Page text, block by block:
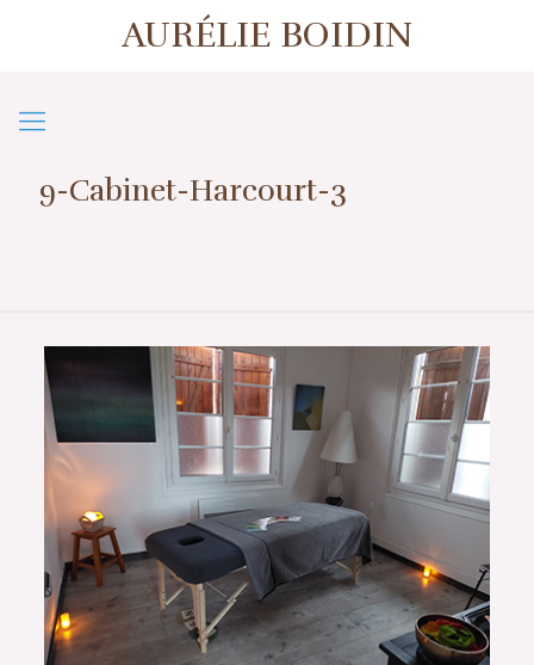
AURÉLIE BOIDIN
9-Cabinet-Harcourt-3
1er contact ou prise de rendez-vous